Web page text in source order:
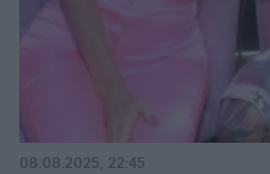
08.08.2025, 22:45